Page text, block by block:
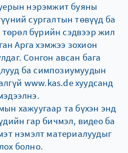
нэрэмжит буяны
сургалтын төвүүд ба
бүрийн сэдвээр жил
Арга хэмжээ зохион
Сонгон авсан бага
ба симпозиумуудын
www.kas.de хуудсанд
хажуугаар та бүхэн энд
гар бичмэл, видео ба
нэмэлт материалуудыг
болно.